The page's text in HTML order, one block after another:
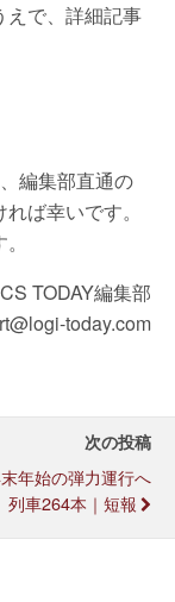
えで、詳細記事
編集部直通の
ば幸いです。
TODAY編集部
today.com
次の投稿
年始の弾力運行へ
列車264本｜短報